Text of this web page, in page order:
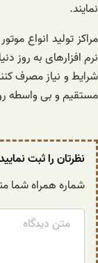
نمایند.
مراکز تولید انواع
نرم افزارهای به روز
شرایط و نیاز مصرف‌
مستقیم و بی‌ واسطه
نظرتان را ثبت
شماره همراه شما